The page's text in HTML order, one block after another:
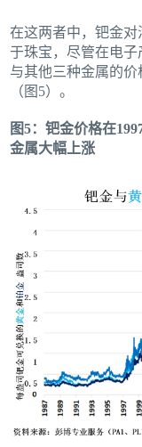
在这两者中，钯金
于珠宝，尽管在电
与其他三种金属的
（图5）。
图5：钯金价格在
金属大幅上涨